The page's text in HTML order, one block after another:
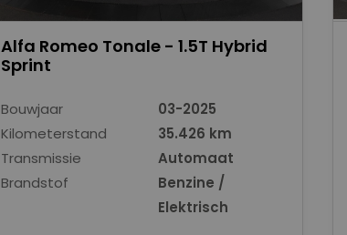
Alfa Romeo Tonale - 1.5T Hybrid
Sprint
Bouwjaar
03-2025
Kilometerstand
35.426 km
Transmissie
Automaat
Brandstof
Benzine /
Elektrisch